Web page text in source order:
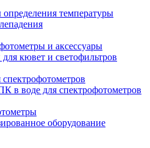
температуры
и аксессуары
кювет и светофильтров
в воде для спектрофотометров
оборудование